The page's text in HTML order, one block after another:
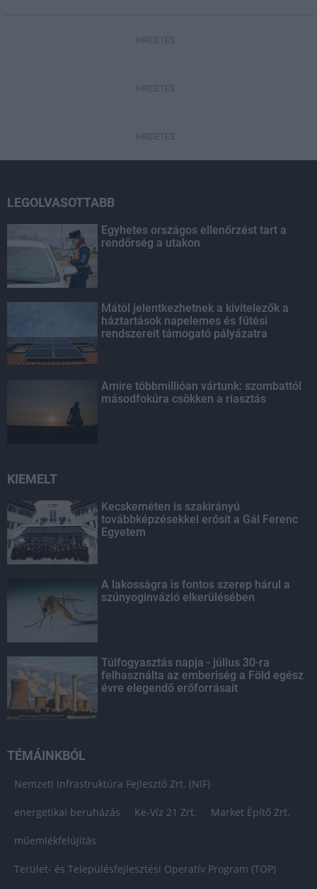
HIRDETÉS
HIRDETÉS
HIRDETÉS
LEGOLVASOTTABB
Egyhetes országos ellenőrzést tart a
rendőrség a utakon
Mától jelentkezhetnek a kivitelezők a
háztartások napelemes és fűtési
rendszereit támogató pályázatra
Amire többmillióan vártunk: szombattól
másodfokúra csökken a riasztás
KIEMELT
Kecskeméten is szakirányú
továbbképzésekkel erősít a Gál Ferenc
Egyetem
A lakosságra is fontos szerep hárul a
szúnyoginvázió elkerülésében
Túlfogyasztás napja - július 30-ra
felhasználta az emberiség a Föld egész
évre elegendő erőforrásait
TÉMÁINKBÓL
Nemzeti Infrastruktúra Fejlesztő Zrt. (NIF)
energetikai beruházás Ke-Víz 21 Zrt. Market Építő Zrt.
műemlékfelújítás
Terület- és Településfejlesztési Operatív Program (TOP)